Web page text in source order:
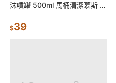
沫噴罐 500ml 馬桶清潔慕斯 泡
日創生活
$39